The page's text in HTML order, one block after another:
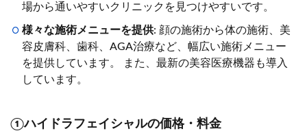
場から通いやすいクリニックを見つけやすいです。
様々な施術メニューを提供: 顔の施術から体の施術、美
容皮膚科、歯科、AGA治療など、幅広い施術メニュー
を提供しています。 また、最新の美容医療機器も導入
しています。
①ハイドラフェイシャルの価格・料金